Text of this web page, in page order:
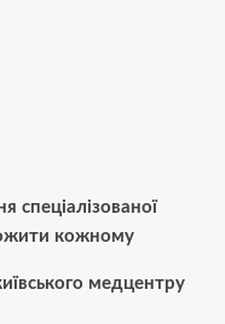
спеціалізованої
кожному
медцентру